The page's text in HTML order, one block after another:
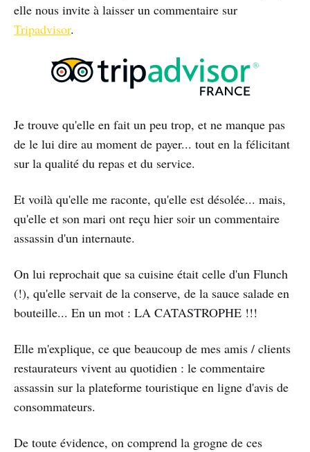
elle nous invite à laisser un commentaire sur
Tripadvisor.
Je trouve qu'elle en fait un peu trop, et ne manque pas
de le lui dire au moment de payer... tout en la félicitant
sur la qualité du repas et du service.
Et voilà qu'elle me raconte, qu'elle est désolée... mais,
qu'elle et son mari ont reçu hier soir un commentaire
assassin d'un internaute.
On lui reprochait que sa cuisine était celle d'un Flunch
(!), qu'elle servait de la conserve, de la sauce salade en
bouteille... En un mot : LA CATASTROPHE !!!
Elle m'explique, ce que beaucoup de mes amis / clients
restaurateurs vivent au quotidien : le commentaire
assassin sur la plateforme touristique en ligne d'avis de
consommateurs.
De toute évidence, on comprend la grogne de ces